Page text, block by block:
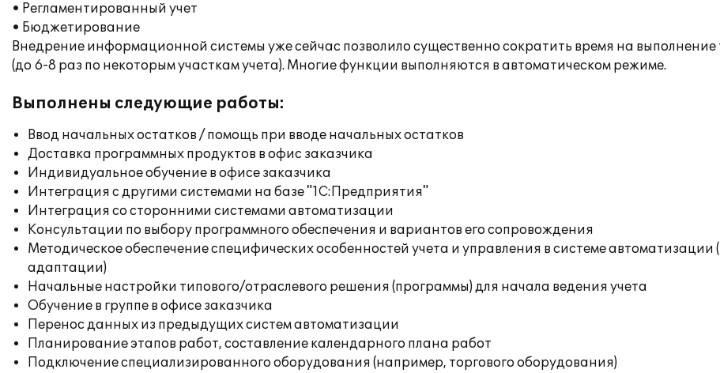
• Регламентированный учет
• Бюджетирование
Внедрение информационной системы уже сейчас позволило существенно сократить время на
(до 6-8 раз по некоторым участкам учета). Многие функции выполняются в автоматическом режиме.
Выполнены следующие работы:
Ввод начальных остатков / помощь при вводе начальных остатков
Доставка программных продуктов в офис заказчика
Индивидуальное обучение в офисе заказчика
Интеграция с другими системами на базе "1С:Предприятия"
Интеграция со сторонними системами автоматизации
Консультации по выбору программного обеспечения и вариантов его сопровождения
Методическое обеспечение специфических особенностей учета и управления в системе автоматизации
адаптации)
Начальные настройки типового/отраслевого решения (программы) для начала ведения учета
Обучение в группе в офисе заказчика
Перенос данных из предыдущих систем автоматизации
Планирование этапов работ, составление календарного плана работ
Подключение специализированного оборудования (например, торгового оборудования)